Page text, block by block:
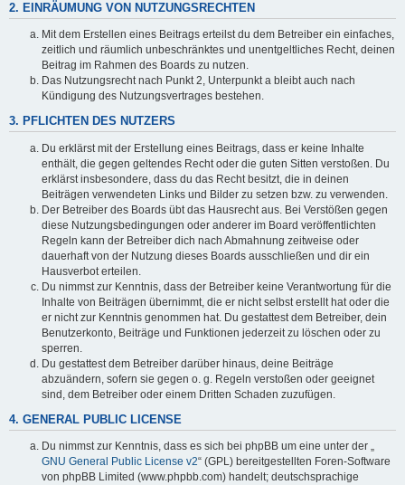
2. EINRÄUMUNG VON NUTZUNGSRECHTEN
Mit dem Erstellen eines Beitrags erteilst du dem Betreiber ein einfaches,
zeitlich und räumlich unbeschränktes und unentgeltliches Recht, deinen
Beitrag im Rahmen des Boards zu nutzen.
Das Nutzungsrecht nach Punkt 2, Unterpunkt a bleibt auch nach
Kündigung des Nutzungsvertrages bestehen.
3. PFLICHTEN DES NUTZERS
Du erklärst mit der Erstellung eines Beitrags, dass er keine Inhalte
enthält, die gegen geltendes Recht oder die guten Sitten verstoßen. Du
erklärst insbesondere, dass du das Recht besitzt, die in deinen
Beiträgen verwendeten Links und Bilder zu setzen bzw. zu verwenden.
Der Betreiber des Boards übt das Hausrecht aus. Bei Verstößen gegen
diese Nutzungsbedingungen oder anderer im Board veröffentlichten
Regeln kann der Betreiber dich nach Abmahnung zeitweise oder
dauerhaft von der Nutzung dieses Boards ausschließen und dir ein
Hausverbot erteilen.
Du nimmst zur Kenntnis, dass der Betreiber keine Verantwortung für die
Inhalte von Beiträgen übernimmt, die er nicht selbst erstellt hat oder die
er nicht zur Kenntnis genommen hat. Du gestattest dem Betreiber, dein
Benutzerkonto, Beiträge und Funktionen jederzeit zu löschen oder zu
sperren.
Du gestattest dem Betreiber darüber hinaus, deine Beiträge
abzuändern, sofern sie gegen o. g. Regeln verstoßen oder geeignet
sind, dem Betreiber oder einem Dritten Schaden zuzufügen.
4. GENERAL PUBLIC LICENSE
Du nimmst zur Kenntnis, dass es sich bei phpBB um eine unter der „
GNU General Public License v2“ (GPL) bereitgestellten Foren-Software
von phpBB Limited (www.phpbb.com) handelt; deutschsprachige